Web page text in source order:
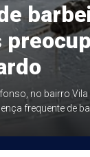
no bairro
frequente de